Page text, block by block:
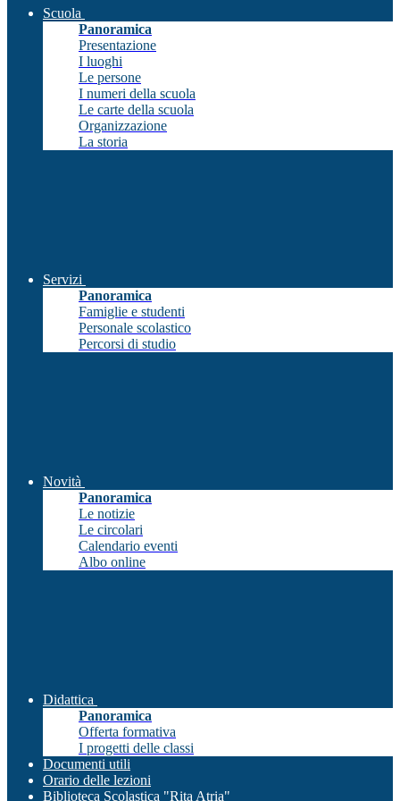
Scuola
Panoramica
Presentazione
I luoghi
Le persone
I numeri della scuola
Le carte della scuola
Organizzazione
La storia
Servizi
Panoramica
Famiglie e studenti
Personale scolastico
Percorsi di studio
Novità
Panoramica
Le notizie
Le circolari
Calendario eventi
Albo online
Didattica
Panoramica
Offerta formativa
I progetti delle classi
Documenti utili
Orario delle lezioni
Biblioteca Scolastica "Rita Atria"